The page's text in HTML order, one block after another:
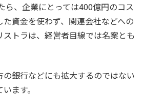
ら、企業にとっては400億円のコス
た資金を使わず、関連会社などへの
トラは、経営者目線では名案とも
の銀行などにも拡大するのではない
ます。